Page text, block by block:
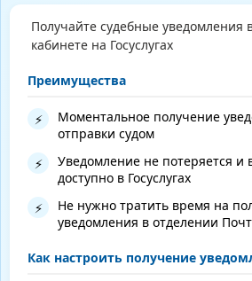
Получайте судебные уведомления
кабинете на Госуслугах
Преимущества
⚡
Моментальное получение
отправки судом
⚡
Уведомление не потеряется и
доступно в Госуслугах
⚡
Не нужно тратить время на
уведомления в отделении
Как настроить получение